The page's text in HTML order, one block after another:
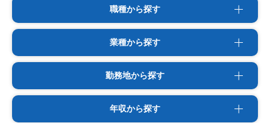
職種から探す
業種から探す
勤務地から探す
年収から探す